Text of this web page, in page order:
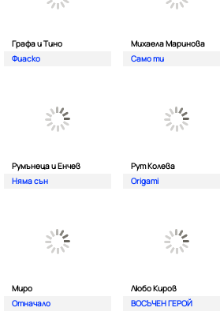
Графа и Тино
Фиаско
Михаела Маринова
Само ти
Румънеца и Енчев
Няма сън
Рут Колева
Origami
Миро
Отначало
Любо Киров
ВОСЪЧЕН ГЕРОЙ